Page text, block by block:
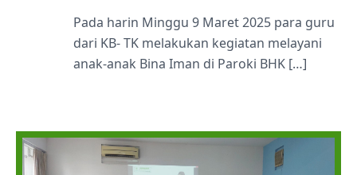
Pada harin Minggu 9 Maret 2025 para guru
dari KB- TK melakukan kegiatan melayani
anak-anak Bina Iman di Paroki BHK […]